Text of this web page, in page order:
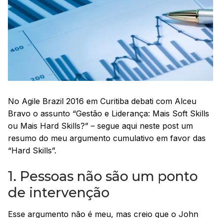
No Agile Brazil 2016 em Curitiba debati com Alceu
Bravo o assunto “Gestão e Liderança: Mais Soft Skills
ou Mais Hard Skills?” – segue aqui neste post um
resumo do meu argumento cumulativo em favor das
“Hard Skills”.
1. Pessoas não são um ponto
de intervenção
Esse argumento não é meu, mas creio que o John